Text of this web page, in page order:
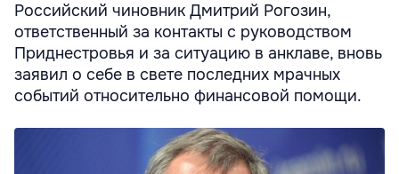
Российский чиновник Дмитрий Рогозин,
ответственный за контакты с руководством
Приднестровья и за ситуацию в анклаве, вновь
заявил о себе в свете последних мрачных
событий относительно финансовой помощи.